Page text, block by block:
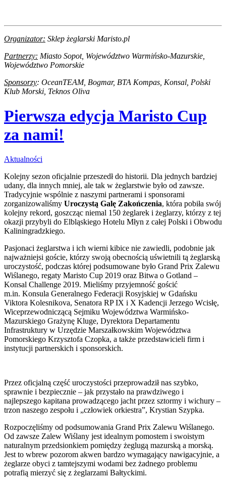
Organizator: Sklep żeglarski Maristo.pl
Partnerzy: Miasto Sopot, Województwo Warmińsko-Mazurskie,
Województwo Pomorskie
Sponsorzy: OceanTEAM, Bogmar, BTA Kompas, Konsal, Polski
Klub Morski, Teknos Oliva
Pierwsza edycja Maristo Cup
za nami!
Aktualności
Kolejny sezon oficjalnie przeszedł do historii. Dla jednych bardziej
udany, dla innych mniej, ale tak w żeglarstwie było od zawsze.
Tradycyjnie wspólnie z naszymi partnerami i sponsorami
zorganizowaliśmy Uroczystą Galę Zakończenia, która pobiła swój
kolejny rekord, goszcząc niemal 150 żeglarek i żeglarzy, którzy z tej
okazji przybyli do Elbląskiego Hotelu Młyn z całej Polski i Obwodu
Kaliningradzkiego.
Pasjonaci żeglarstwa i ich wierni kibice nie zawiedli, podobnie jak
najważniejsi goście, którzy swoją obecnością uświetnili tą żeglarską
uroczystość, podczas której podsumowane było Grand Prix Zalewu
Wiślanego, regaty Maristo Cup 2019 oraz Bitwa o Gotland –
Konsal Challenge 2019. Mieliśmy przyjemność gościć
m.in. Konsula Generalnego Federacji Rosyjskiej w Gdańsku
Viktora Kolesnikova, Senatora RP IX i X Kadencji Jerzego Wcisłę,
Wiceprzewodniczącą Sejmiku Województwa Warmińsko-
Mazurskiego Grażynę Kluge, Dyrektora Departamentu
Infrastruktury w Urzędzie Marszałkowskim Województwa
Pomorskiego Krzysztofa Czopka, a także przedstawicieli firm i
instytucji partnerskich i sponsorskich.
Przez oficjalną część uroczystości przeprowadził nas szybko,
sprawnie i bezpiecznie – jak przystało na prawdziwego i
najlepszego kapitana prowadzącego jacht przez sztormy i wichury –
trzon naszego zespołu i „człowiek orkiestra”, Krystian Szypka.
Rozpoczęliśmy od podsumowania Grand Prix Zalewu Wiślanego.
Od zawsze Zalew Wiślany jest idealnym pomostem i swoistym
naturalnym przedsionkiem pomiędzy żeglugą mazurską a morską.
Jest to wbrew pozorom akwen bardzo wymagający nawigacyjnie, a
żeglarze obyci z tamtejszymi wodami bez żadnego problemu
potrafią mierzyć się z żeglarzami Bałtyckimi.